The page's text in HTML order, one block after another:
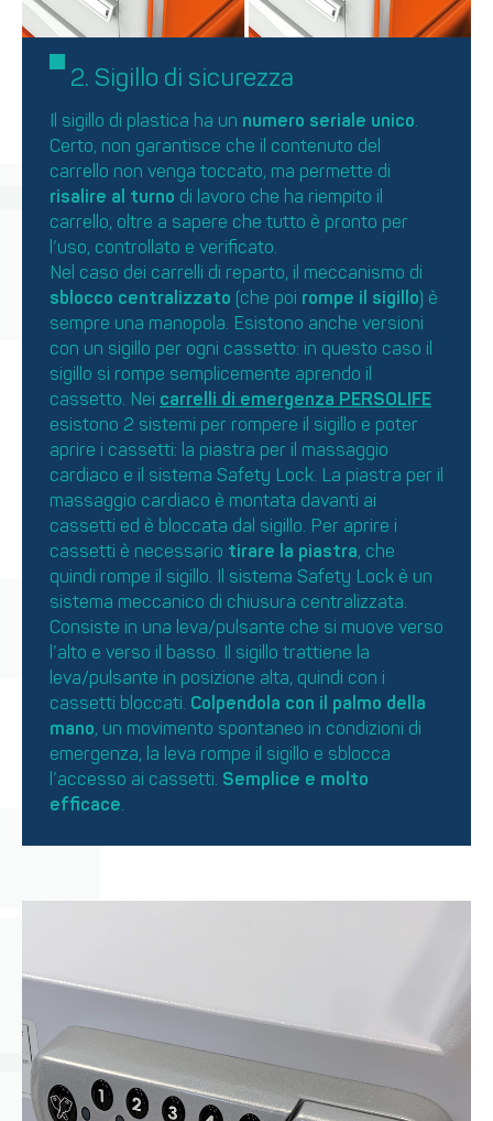
2. Sigillo di sicurezza
Il sigillo di plastica ha un numero seriale unico.
Certo, non garantisce che il contenuto del
carrello non venga toccato, ma permette di
risalire al turno di lavoro che ha riempito il
carrello, oltre a sapere che tutto è pronto per
l’uso, controllato e verificato.
Nel caso dei carrelli di reparto, il meccanismo di
sblocco centralizzato (che poi rompe il sigillo) è
sempre una manopola. Esistono anche versioni
con un sigillo per ogni cassetto: in questo caso il
sigillo si rompe semplicemente aprendo il
cassetto. Nei carrelli di emergenza PERSOLIFE
esistono 2 sistemi per rompere il sigillo e poter
aprire i cassetti: la piastra per il massaggio
cardiaco e il sistema Safety Lock. La piastra per il
massaggio cardiaco è montata davanti ai
cassetti ed è bloccata dal sigillo. Per aprire i
cassetti è necessario tirare la piastra, che
quindi rompe il sigillo. Il sistema Safety Lock è un
sistema meccanico di chiusura centralizzata.
Consiste in una leva/pulsante che si muove verso
l’alto e verso il basso. Il sigillo trattiene la
leva/pulsante in posizione alta, quindi con i
cassetti bloccati. Colpendola con il palmo della
mano, un movimento spontaneo in condizioni di
emergenza, la leva rompe il sigillo e sblocca
l’accesso ai cassetti. Semplice e molto
efficace.